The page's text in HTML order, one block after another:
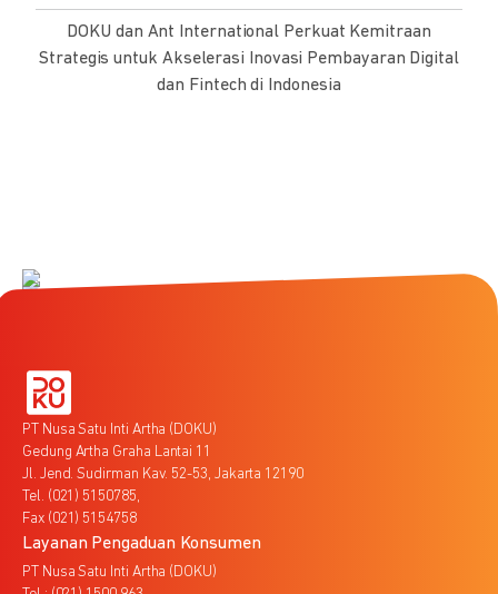
DOKU dan Ant International Perkuat Kemitraan
Strategis untuk Akselerasi Inovasi Pembayaran Digital
dan Fintech di Indonesia
PT Nusa Satu Inti Artha (DOKU)
Gedung Artha Graha Lantai 11
Jl. Jend. Sudirman Kav. 52-53, Jakarta 12190
Tel. (021) 5150785,
Fax (021) 5154758
Layanan Pengaduan Konsumen
PT Nusa Satu Inti Artha (DOKU)